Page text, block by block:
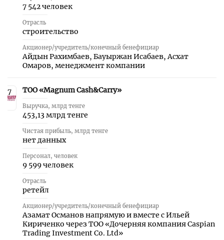
7 542 человек
Отрасль
строительство
Акционер/учредитель/конечный бенефициар
Айдын Рахимбаев, Бауыржан Исабаев, Асхат
Омаров, менеджмент компании
7 ТОО «Magnum Cash&Carry»
Выручка, млрд тенге
453,13 млрд тенге
Чистая прибыль, млрд тенге
нет данных
Персонал, человек
9 599 человек
Отрасль
ретейл
Акционер/учредитель/конечный бенефициар
Азамат Османов напрямую и вместе с Ильей
Кириченко через ТОО «Дочерняя компания Caspian
Trading Investment Co. Ltd»